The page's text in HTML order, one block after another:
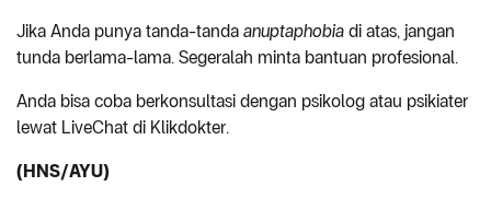
Jika Anda punya tanda-tanda anuptaphobia di atas, jangan
tunda berlama-lama. Segeralah minta bantuan profesional.
Anda bisa coba berkonsultasi dengan psikolog atau psikiater
lewat LiveChat di Klikdokter.
(HNS/AYU)